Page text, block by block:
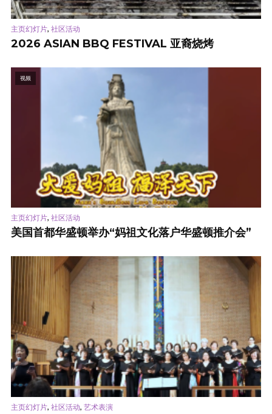
主页幻灯片, 社区活动
2026 ASIAN BBQ FESTIVAL 亚裔烧烤
视频
主页幻灯片, 社区活动
美国首都华盛顿举办“妈祖文化落户华盛顿推介会”
主页幻灯片, 社区活动, 艺术表演